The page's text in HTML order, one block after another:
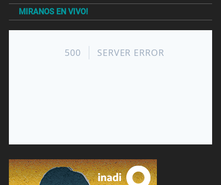
MIRANOS EN VIVO!